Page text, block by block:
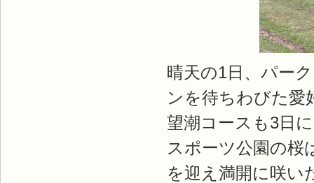
晴天の1日、パー
ンを待ちわびた愛
望潮コースも3日
スポーツ公園の桜
を迎え満開に咲い